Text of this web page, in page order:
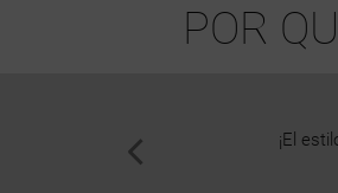
POR
¡El